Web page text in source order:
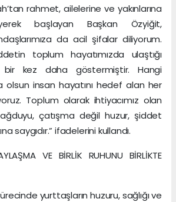
rahmet, ailelerine ve yakınlarına
başlayan Başkan Özyiğit,
da acil şifalar diliyorum.
toplum hayatımızda ulaştığı
bir kez daha göstermiştir. Hangi
olsun insan hayatını hedef alan her
Toplum olarak ihtiyacımız olan
çatışma değil huzur, şiddet
saygıdır.” ifadelerini kullandı.
VE BİRLİK RUHUNU BİRLİKTE
yurttaşların huzuru, sağlığı ve